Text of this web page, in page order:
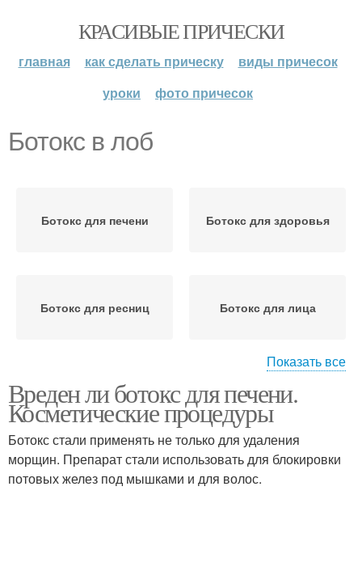
КРАСИВЫЕ ПРИЧЕСКИ
главная как сделать прическу
виды причесок
уроки
фото причесок
Ботокс в лоб
Ботокс для печени Ботокс для здоровья
Ботокс для ресниц Ботокс для лица
Ботокс для волос Ботокс для организма
Ботокс под глаза Ботокс в области
Показать все
Вреден ли ботокс для печени.
Косметические процедуры
Ботокс стали применять не только для удаления
морщин. Препарат стали использовать для блокировки
потовых желез под мышками и для волос.